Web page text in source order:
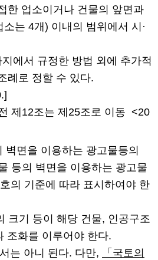
한 업소이거나 건물의 앞면과
는 4개) 이내의 범위에서 시·
에서 규정한 방법 외에 추가적
례로 정할 수 있다.
제12조는 제25조로 이동 <20
벽면을 이용하는 광고물등의
등의 벽면을 이용하는 광고물
의 기준에 따라 표시하여야 한
크기 등이 해당 건물, 인공구조
조화를 이루어야 한다.
는 아니 된다. 다만,
「국토의